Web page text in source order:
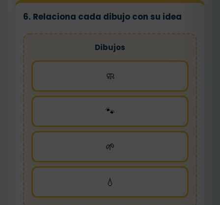
6. Relaciona cada dibujo con su idea
Dibujos
🧼
🐾
🌱
💧